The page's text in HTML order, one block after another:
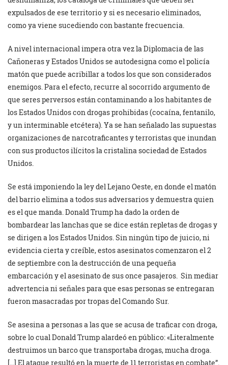
expulsados de ese territorio y si es necesario eliminados,
como ya viene sucediendo con bastante frecuencia.
A nivel internacional impera otra vez la Diplomacia de las
Cañoneras y Estados Unidos se autodesigna como el policía
matón que puede acribillar a todos los que son considerados
enemigos. Para el efecto, recurre al socorrido argumento de
que seres perversos están contaminando a los habitantes de
los Estados Unidos con drogas prohibidas (cocaína, fentanilo,
y un interminable etcétera). Ya se han señalado las supuestas
organizaciones de narcotraficantes y terroristas que inundan
con sus productos ilícitos la cristalina sociedad de Estados
Unidos.
Se está imponiendo la ley del Lejano Oeste, en donde el matón
del barrio elimina a todos sus adversarios y demuestra quien
es el que manda. Donald Trump ha dado la orden de
bombardear las lanchas que se dice están repletas de drogas y
se dirigen a los Estados Unidos. Sin ningún tipo de juicio, ni
evidencia cierta y creíble, estos asesinatos comenzaron el 2
de septiembre con la destrucción de una pequeña
embarcación y el asesinato de sus once pasajeros. Sin mediar
advertencia ni señales para que esas personas se entregaran
fueron masacradas por tropas del Comando Sur.
Se asesina a personas a las que se acusa de traficar con droga,
sobre lo cual Donald Trump alardeó en público: «Literalmente
destruimos un barco que transportaba drogas, mucha droga.
[…] El ataque resultó en la muerte de 11 terroristas en combate”.